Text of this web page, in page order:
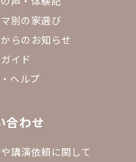
別の家選び
らのお知らせ
イド
ヘルプ
合わせ
講演依頼に関して